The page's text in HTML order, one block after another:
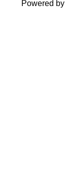
Powered by